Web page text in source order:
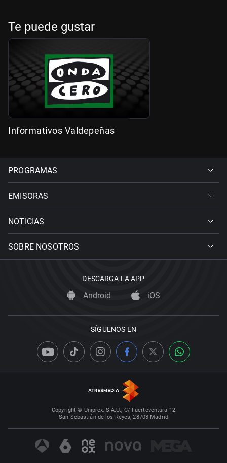
Te puede gustar
Informativos Valdepeñas
PROGRAMAS
EMISORAS
NOTICIAS
SOBRE NOSOTROS
DESCARGA LA APP
Android iOS
SÍGUENOS EN
Copyright © Uniprex, S.A.U., C/ Fuerteventura 12
San Sebastián de los Reyes, 28703 Madrid